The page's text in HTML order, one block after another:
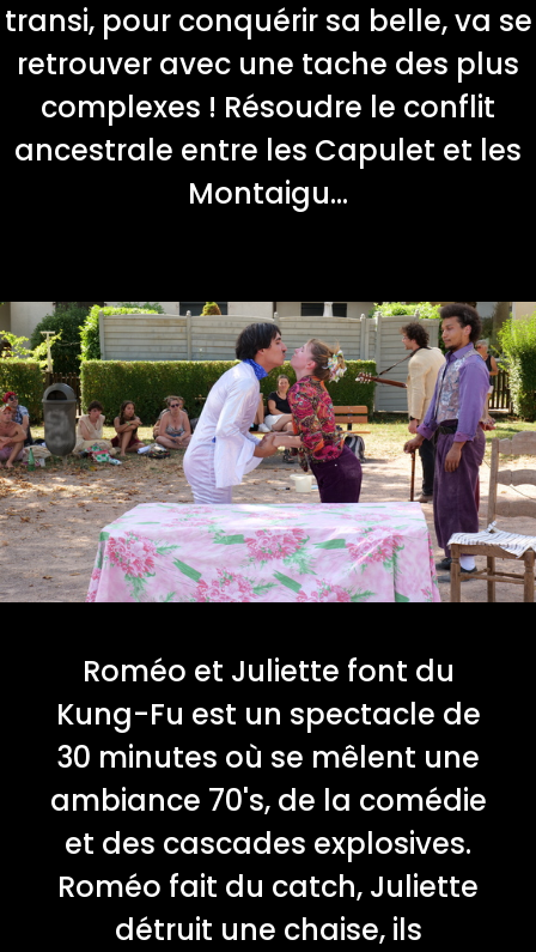
transi, pour conquérir sa belle, va se
retrouver avec une tache des plus
complexes ! Résoudre le conflit
ancestrale entre les Capulet et les
Montaigu...
Roméo et Juliette font du
Kung-Fu est un spectacle de
30 minutes où se mêlent une
ambiance 70's, de la comédie
et des cascades explosives.
Roméo fait du catch, Juliette
détruit une chaise, ils